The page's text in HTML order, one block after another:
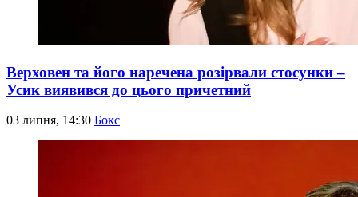
Верховен та його наречена розірвали стосунки –
Усик виявився до цього причетний
03 липня, 14:30 Бокс